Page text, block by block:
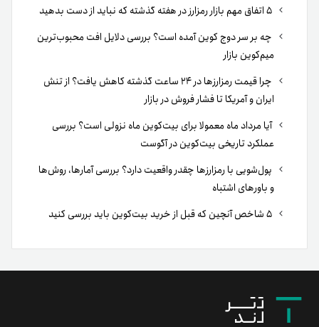
چه بر سر دوج کوین آمده است؟ بررسی دلایل افت محبوب‌ترین
میم‌کوین بازار
چرا قیمت رمزارزها در ۲۴ ساعت گذشته کاهش یافت؟ از تنش
ایران و آمریکا تا فشار فروش در بازار
آیا مرداد ماه معمولا برای بیت‌کوین ماه نزولی است؟ بررسی
عملکرد تاریخی بیت‌کوین در آگوست
پول‌شویی با رمزارزها چقدر واقعیت دارد؟ بررسی آمارها، روش‌ها
و باورهای اشتباه